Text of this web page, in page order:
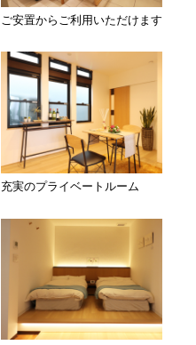
ご安置からご利用いただけます
充実のプライベートルーム